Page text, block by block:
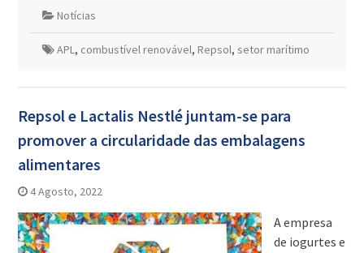
Notícias
APL, combustível renovável, Repsol, setor marítimo
Repsol e Lactalis Nestlé juntam-se para
promover a circularidade das embalagens
alimentares
4 Agosto, 2022
A empresa
de iogurtes e